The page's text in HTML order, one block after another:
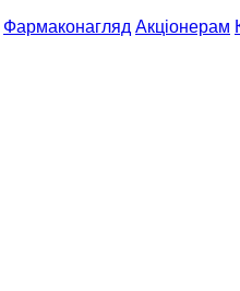
Фармаконагляд Акціонерам